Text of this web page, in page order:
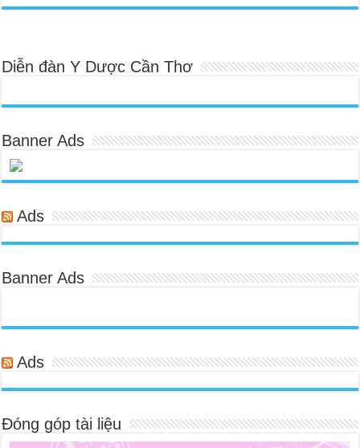
Diễn đàn Y Dược Cần Thơ
Banner Ads
Ads
Banner Ads
Ads
Đóng góp tài liệu